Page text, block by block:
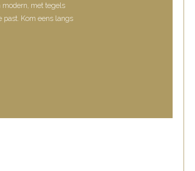
modern, met tegels
Kom eens langs